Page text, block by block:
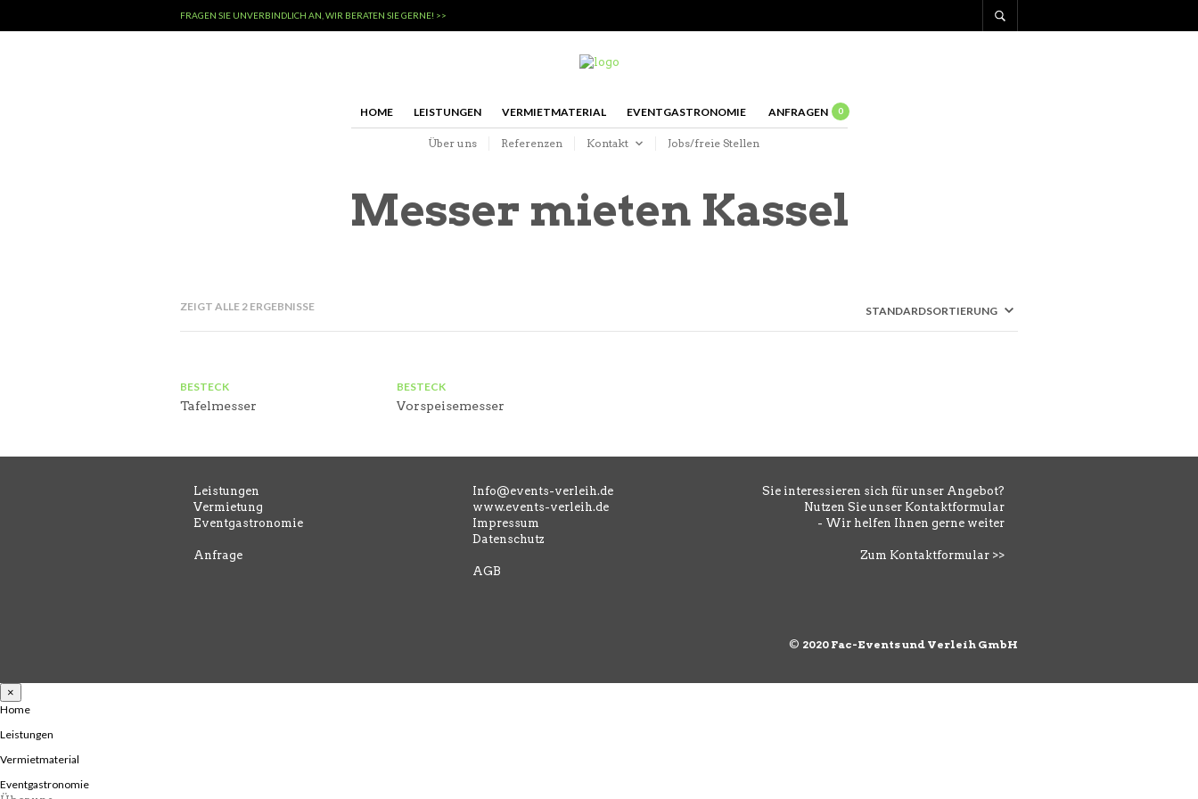
FRAGEN SIE UNVERBINDLICH AN, WIR BERATEN SIE GERNE! >>
HOME LEISTUNGEN VERMIETMATERIAL EVENTGASTRONOMIE ANFRAGEN 0
Über uns Referenzen Kontakt Jobs/freie Stellen
Messer mieten Kassel
ZEIGT ALLE 2 ERGEBNISSE
BESTECK
Tafelmesser
BESTECK
Vorspeisemesser
Leistungen
Vermietung
Eventgastronomie
Anfrage
Info@events-verleih.de
www.events-verleih.de
Impressum
Datenschutz
AGB
Sie interessieren sich für unser Angebot?
Nutzen Sie unser Kontaktformular
- Wir helfen Ihnen gerne weiter
Zum Kontaktformular >>
© 2020 Fac-Events und Verleih GmbH
×
Home
Leistungen
Vermietmaterial
Eventgastronomie